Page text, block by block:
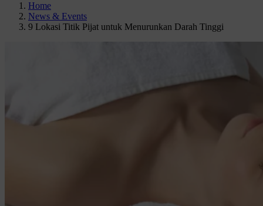
Home
News & Events
9 Lokasi Titik Pijat untuk Menurunkan Darah Tinggi